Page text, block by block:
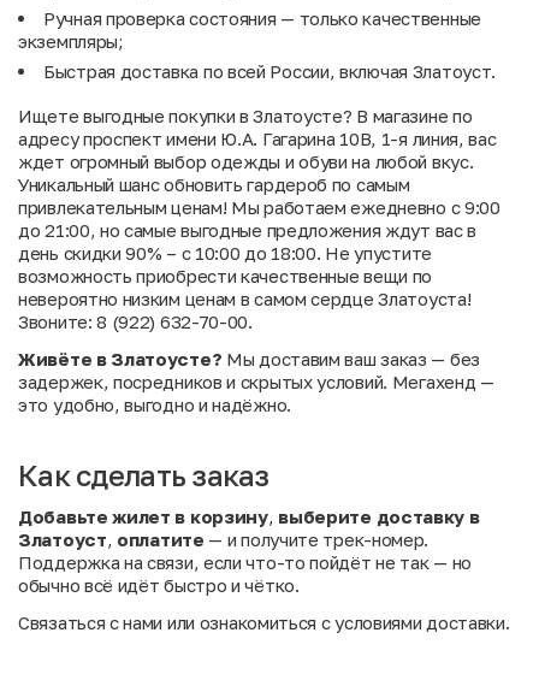
Ручная проверка состояния — только качественные
экземпляры;
Быстрая доставка по всей России, включая Златоуст.
Ищете выгодные покупки в Златоусте? В магазине по
адресу проспект имени Ю.А. Гагарина 10В, 1-я линия, вас
ждет огромный выбор одежды и обуви на любой вкус.
Уникальный шанс обновить гардероб по самым
привлекательным ценам! Мы работаем ежедневно с 9:00
до 21:00, но самые выгодные предложения ждут вас в
день скидки 90% – с 10:00 до 18:00. Не упустите
возможность приобрести качественные вещи по
невероятно низким ценам в самом сердце Златоуста!
Звоните: 8 (922) 632-70-00.
Живёте в Златоусте? Мы доставим ваш заказ — без
задержек, посредников и скрытых условий. Мегахенд —
это удобно, выгодно и надёжно.
Как сделать заказ
Добавьте жилет в корзину, выберите доставку в
Златоуст, оплатите — и получите трек-номер.
Поддержка на связи, если что-то пойдёт не так — но
обычно всё идёт быстро и чётко.
Связаться с нами или ознакомиться с условиями доставки.